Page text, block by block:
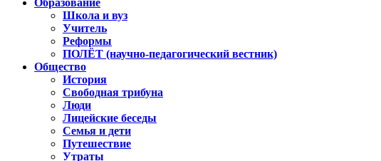
Школа и вуз
Учитель
Реформы
ПОЛЁТ (научно-педагогический вестник)
Общество
История
Свободная трибуна
Люди
Лицейские беседы
Семья и дети
Путешествие
Утраты